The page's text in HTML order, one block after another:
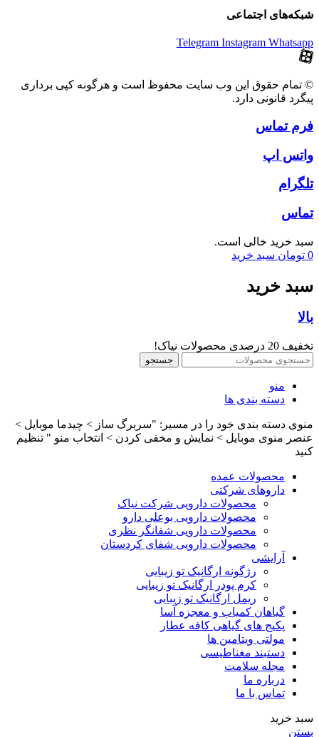
شبکه‌های اجتماعی
Telegram Instagram Whatsapp
© تمام حقوق این وب سایت محفوظ است و هرگونه کپی برداری
پیگرد قانونی دارد.
فرم تماس
واتس اپ
تلگرام
تماس
سبد خرید خالی است.
0 تومان سبد خرید
سبد خرید
بالا
تخفیف 20 درصدی محصولات نیاک!
جستجو
منو
دسته بندی ها
منوی دسته بندی خود را در مسیر: "سربرگ ساز > چیدما موبایل >
عنصر منوی موبایل > نمایش و مخفی کردن > انتخاب منو " تنظیم
کنید
محصولات عمده
داروهای شرکتی
محصولات دارویی شرکت نیاک
محصولات دارویی بوعلی دارو
محصولات دارویی شفانگر نظری
محصولات دارویی شفای کردستان
آرایشی
رژگونه ارگانیک تو زیبایی
کرم پودر ارگانیک تو زیبایی
ریمل ارگانیک تو زیبایی
گیاهان کمیاب و معجزه آسا
پکیج های گیاهی کافه عطار
مولتی ویتامین ها
دستبند مغناطیسی
مجله سلامت
درباره ما
تماس با ما
سبد خرید
بستن